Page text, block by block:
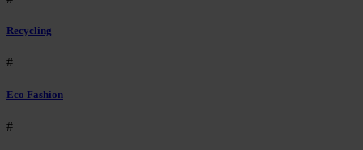
Recycling
#
Eco Fashion
#